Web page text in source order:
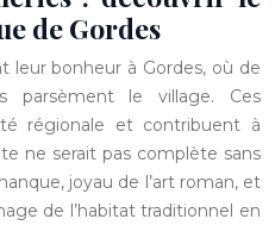
de Gordes
leur bonheur à Gordes, où de
parsèment le village. Ces
régionale et contribuent à
ne serait pas complète sans
joyau de l’art roman, et
de l’habitat traditionnel en